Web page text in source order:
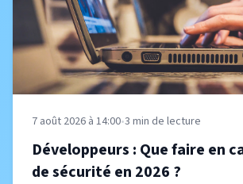
7 août 2026 à 14:00•3 min de lecture
Développeurs : Que faire en
de sécurité en 2026 ?